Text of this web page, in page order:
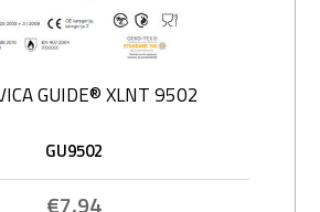
GUIDE® XLNT 9502
GU9502
€7,94